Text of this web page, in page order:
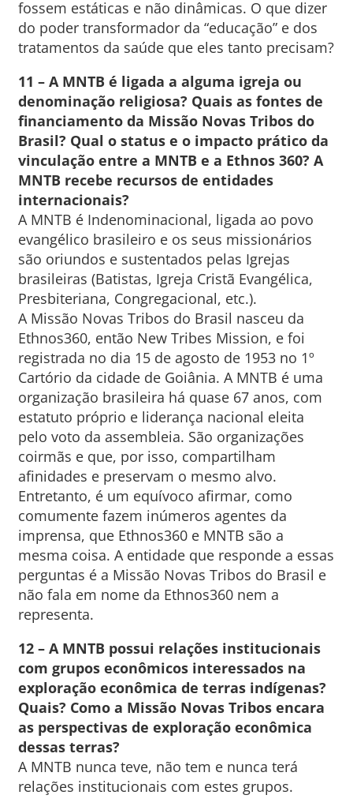
fossem estáticas e não dinâmicas. O que dizer
do poder transformador da “educação” e dos
tratamentos da saúde que eles tanto precisam?
11 – A MNTB é ligada a alguma igreja ou
denominação religiosa? Quais as fontes de
financiamento da Missão Novas Tribos do
Brasil? Qual o status e o impacto prático da
vinculação entre a MNTB e a Ethnos 360? A
MNTB recebe recursos de entidades
internacionais?
A MNTB é Indenominacional, ligada ao povo
evangélico brasileiro e os seus missionários
são oriundos e sustentados pelas Igrejas
brasileiras (Batistas, Igreja Cristã Evangélica,
Presbiteriana, Congregacional, etc.).
A Missão Novas Tribos do Brasil nasceu da
Ethnos360, então New Tribes Mission, e foi
registrada no dia 15 de agosto de 1953 no 1º
Cartório da cidade de Goiânia. A MNTB é uma
organização brasileira há quase 67 anos, com
estatuto próprio e liderança nacional eleita
pelo voto da assembleia. São organizações
coirmãs e que, por isso, compartilham
afinidades e preservam o mesmo alvo.
Entretanto, é um equívoco afirmar, como
comumente fazem inúmeros agentes da
imprensa, que Ethnos360 e MNTB são a
mesma coisa. A entidade que responde a essas
perguntas é a Missão Novas Tribos do Brasil e
não fala em nome da Ethnos360 nem a
representa.
12 – A MNTB possui relações institucionais
com grupos econômicos interessados na
exploração econômica de terras indígenas?
Quais? Como a Missão Novas Tribos encara
as perspectivas de exploração econômica
dessas terras?
A MNTB nunca teve, não tem e nunca terá
relações institucionais com estes grupos.